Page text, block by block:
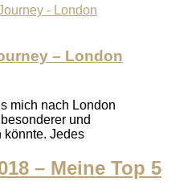
– London
mich nach London
und
könnte. Jedes
– Meine Top 5